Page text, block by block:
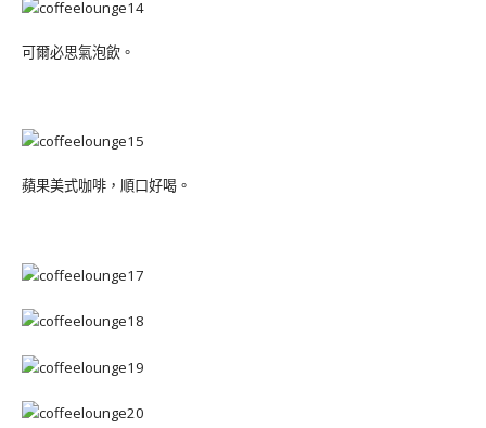
可爾必思氣泡飲。
蘋果美式咖啡，順口好喝。